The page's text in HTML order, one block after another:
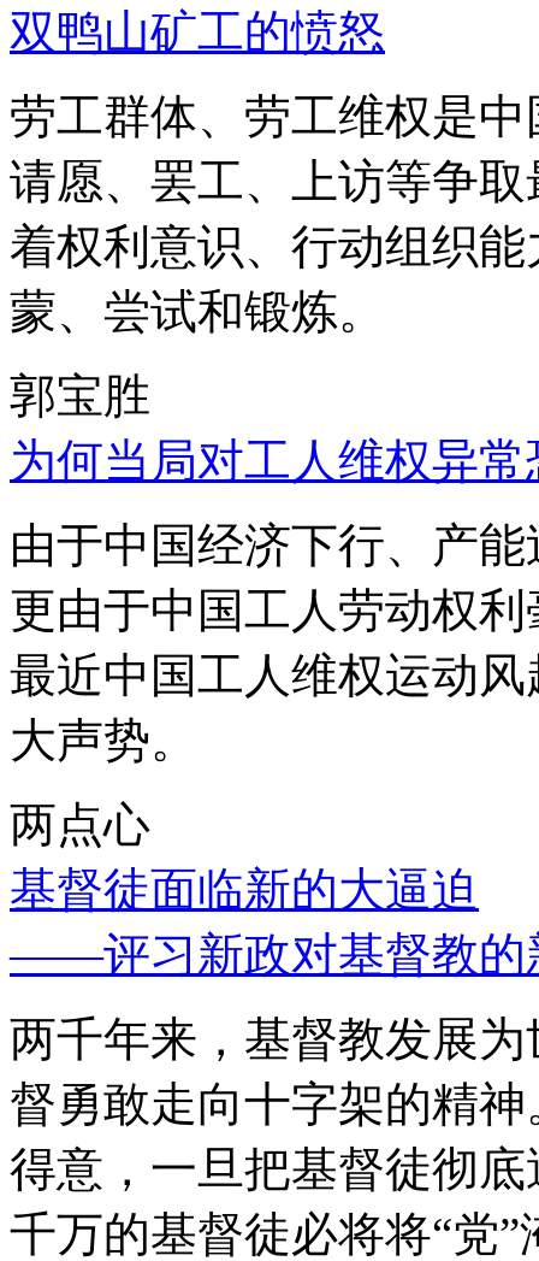
双鸭山矿工的愤怒
劳工群体、劳工维权是
请愿、罢工、上访等争
着权利意识、行动组织
蒙、尝试和锻炼。
郭宝胜
为何当局对工人维权异
由于中国经济下行、产
更由于中国工人劳动权
最近中国工人维权运动
大声势。
两点心
基督徒面临新的大逼迫
——评习新政对基督教的
两千年来，基督教发展
督勇敢走向十字架的精
得意，一旦把基督徒彻
千万的基督徒必将将“党”